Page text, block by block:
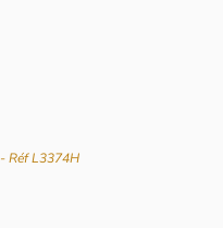
- Réf L3374H